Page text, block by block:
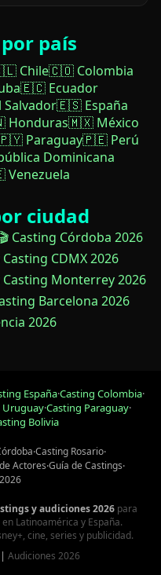
país
Chile🇨🇴 Colombia
🇪🇨 Ecuador
🇪🇸 España
🇲🇽 México
Paraguay🇵🇪 Perú
Dominicana
ciudad
Casting Córdoba 2026
Casting CDMX 2026
Casting Monterrey 2026
Barcelona 2026
2026
España·Casting Colombia·
Uruguay·Casting Paraguay·
Bolivia
·Casting Rosario·
Actores·Guía de Castings·
y audiciones 2026 para
Latinoamérica y España.
cine, series y publicidad.
Audiciones 2026